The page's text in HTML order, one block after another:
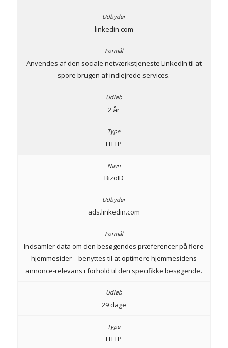
linkedin.com
Anvendes af den sociale netværkstjeneste LinkedIn til at
spore brugen af indlejrede services.
2 år
HTTP
BizoID
ads.linkedin.com
Indsamler data om den besøgendes præferencer på flere
hjemmesider – benyttes til at optimere hjemmesidens
annonce-relevans i forhold til den specifikke besøgende.
29 dage
HTTP